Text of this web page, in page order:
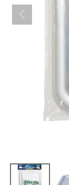
ACCOUNT MENU
ようこそ ゲスト 様